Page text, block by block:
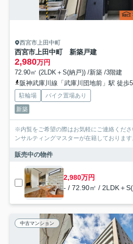
西宮市上田中町
西宮市上田中町 新築戸建
2,980万円
72.90㎡ (2LDK＋S(納戸)) /新築 /3階建
阪神武庫川線「武庫川団地前」駅 徒歩
駐輪場
バイク置場あり
新築
※内覧をご希望の際はお気軽にご連絡ください。 弊社には公認不
ンサルティングマスターが在籍しておりま
販売中の物件
2,980万円
- / 72.90㎡ / 2LDK＋
中古マンション